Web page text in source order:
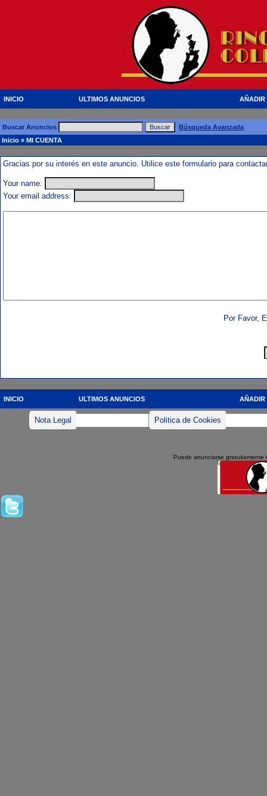
INICIO ULTIMOS ANUNCIOS AÑADIR
Buscar Anuncios
Búsqueda Avanzada
Inicio » MI CUENTA
Gracias por su interés en este anuncio. Utilice este formulario para
Your name:
Your email address:
Por Favor,
INICIO ULTIMOS ANUNCIOS AÑADIR
Nota Legal Politica de Cookies
Puede anunciarse